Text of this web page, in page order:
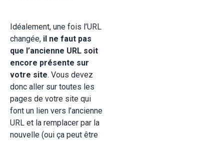
Idéalement, une fois l’URL
changée, il ne faut pas
que l’ancienne URL soit
encore présente sur
votre site. Vous devez
donc aller sur toutes les
pages de votre site qui
font un lien vers l’ancienne
URL et la remplacer par la
nouvelle (oui ça peut être